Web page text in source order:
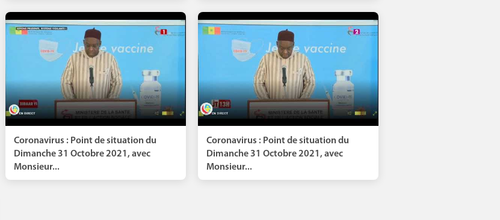
Coronavirus : Point de situation du
Dimanche 31 Octobre 2021, avec
Monsieur...
Coronavirus : Point de situation du
Dimanche 31 Octobre 2021, avec
Monsieur...